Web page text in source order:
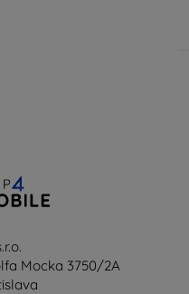
Mocka 3750/2A